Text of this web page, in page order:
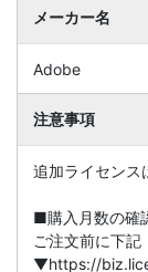
メーカー名
Adobe
注意事項
追加ライセンス
■購入月数の確
ご注文前に下
▼https://